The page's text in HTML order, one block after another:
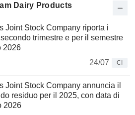
Dairy Products
Joint Stock Company riporta i
trimestre e per il semestre
2026
24/07
CI
Joint Stock Company annuncia il
residuo per il 2025, con data di
2026